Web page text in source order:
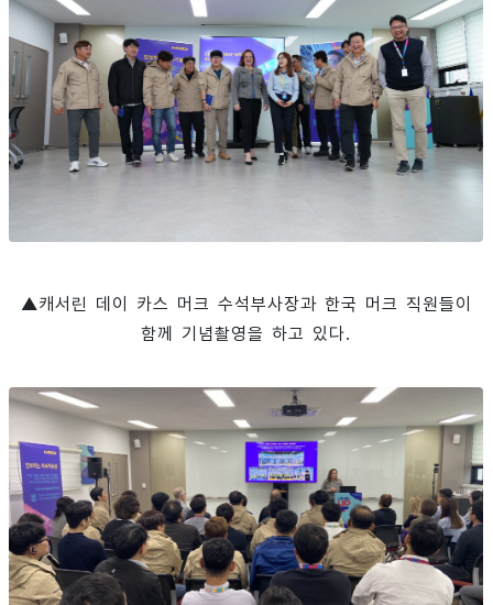
▲캐서린 데이 카스 머크 수석부사장과 한국 머크 직원들이
함께 기념촬영을 하고 있다.